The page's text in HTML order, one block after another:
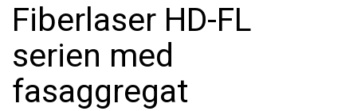
Fiberlaser HD-FL
serien med
fasaggregat